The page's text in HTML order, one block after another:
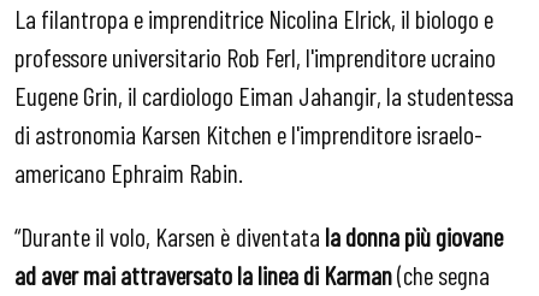
La filantropa e imprenditrice Nicolina Elrick, il biologo e
professore universitario Rob Ferl, l'imprenditore ucraino
Eugene Grin, il cardiologo Eiman Jahangir, la studentessa
di astronomia Karsen Kitchen e l'imprenditore israelo-
americano Ephraim Rabin.
“Durante il volo, Karsen è diventata la donna più giovane
ad aver mai attraversato la linea di Karman(che segna